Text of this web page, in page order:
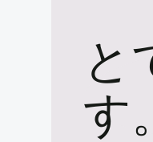
と
す